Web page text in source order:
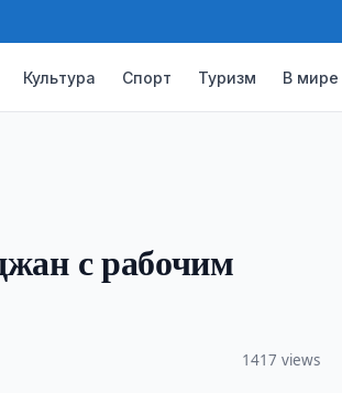
Культура Спорт Туризм В мире
с рабочим
1417 views